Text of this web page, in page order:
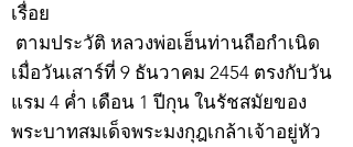
เรื่อย
ตามประวัติ หลวงพ่อเฮ็นท่านถือกำเนิด
เมื่อวันเสาร์ที่ 9 ธันวาคม 2454 ตรงกับวัน
แรม 4 ค่ำ เดือน 1 ปีกุน ในรัชสมัยของ
พระบาทสมเด็จพระมงกุฎเกล้าเจ้าอยู่หัว